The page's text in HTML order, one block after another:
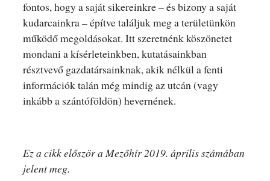
fontos, hogy a saját sikereinkre – és bizony a saját
kudarcainkra – építve találjuk meg a területünkön
működő megoldásokat. Itt szeretnénk köszönetet
mondani a kísérleteinkben, kutatásainkban
résztvevő gazdatársainknak, akik nélkül a fenti
információk talán még mindig az utcán (vagy
inkább a szántóföldön) hevernének.
Ez a cikk először a Mezőhír 2019. április számában
jelent meg.